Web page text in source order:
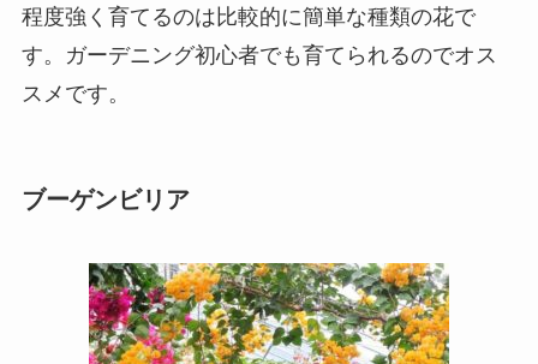
程度強く育てるのは比較的に簡単な種類の花で
す。ガーデニング初心者でも育てられるのでオス
スメです。
ブーゲンビリア